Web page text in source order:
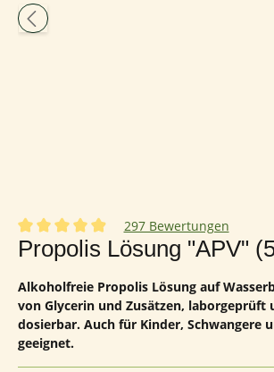
Durchschnittliche Bewertung von 4.96 von
297 Bewertungen
Propolis Lösung "APV"
Alkoholfreie Propolis Lösung auf
von Glycerin und Zusätzen, laborgeprüft
dosierbar. Auch für Kinder, Schwangere
geeignet.